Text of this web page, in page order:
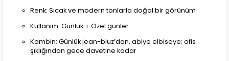
Renk: Sıcak ve modern tonlarla doğal bir görünüm
Kullanım: Günlük + Özel günler
Kombin: Günlük jean-bluz’dan, abiye elbiseye; ofis
şıklığından gece davetine kadar